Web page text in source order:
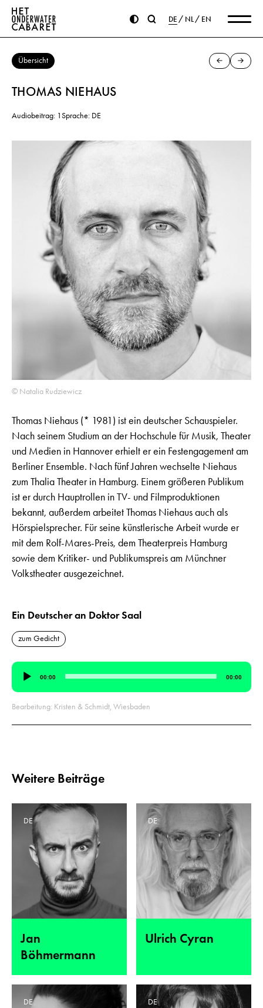
DE NL EN
Übersicht
THOMAS NIEHAUS
Audiobeitrag: 1Sprache: DE
© Natalia Rudziewicz
Thomas Niehaus (* 1981) ist ein deutscher Schauspieler.
Nach seinem Studium an der Hochschule für Musik, Theater
und Medien in Hannover erhielt er ein Festengagement am
Berliner Ensemble. Nach fünf Jahren wechselte Niehaus
zum Thalia Theater in Hamburg. Einem größeren Publikum
ist er durch Hauptrollen in TV- und Filmproduktionen
bekannt, außerdem arbeitet Thomas Niehaus auch als
Hörspielsprecher. Für seine künstlerische Arbeit wurde er
mit dem Rolf-Mares-Preis, dem Theaterpreis Hamburg
sowie dem Kritiker- und Publikumspreis am Münchner
Volkstheater ausgezeichnet.
Ein Deutscher an Doktor Saal
zum Gedicht
Audio-
Player
00:00 00:00
Bearbeitung: Kristen & Schmidt, Wiesbaden
Weitere Beiträge
Jan
Böhmermann
DE
Ulrich Cyran
DE
DE DE